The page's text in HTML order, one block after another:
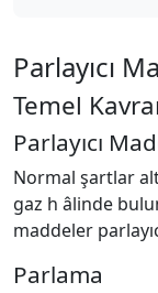
Parlayıcı
Temel
Parlayıcı
Normal şartlar
gaz h âlinde
maddeler
Parlama